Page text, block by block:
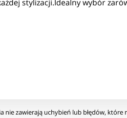
stylizacji.Idealny wybór
zawierają uchybień lub błędów,